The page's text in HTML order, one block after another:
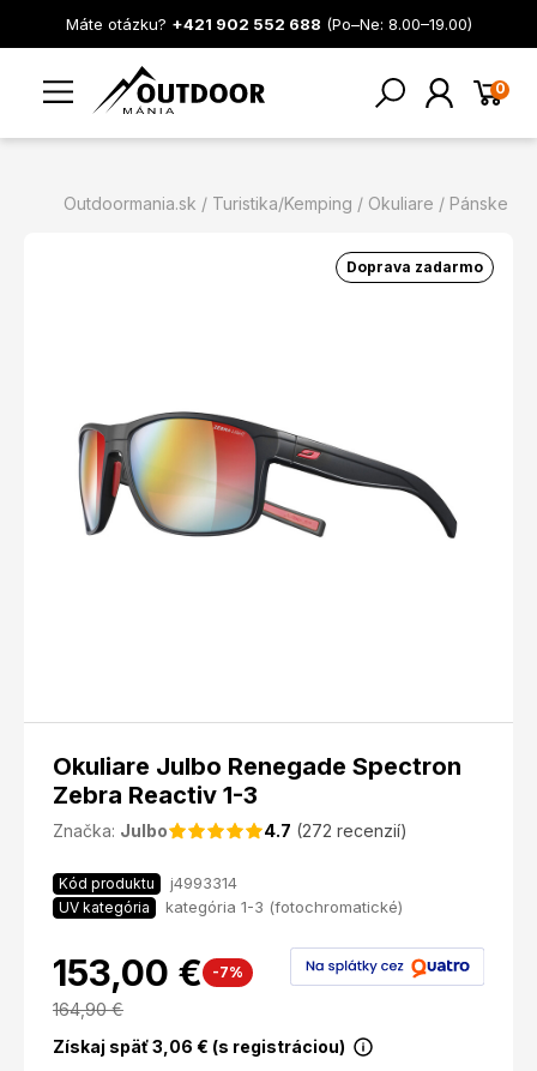
Máte otázku? +421 902 552 688 (Po–Ne: 8.00–19.00)
0
Outdoormania.sk Turistika/Kemping Okuliare Pánske
Doprava zadarmo
Okuliare Julbo Renegade Spectron
Zebra Reactiv 1-3
Značka: Julbo 4.7 (272 recenzií)
Kód produktu j4993314
UV kategória kategória 1-3 (fotochromatické)
153,00 € -7%
164,90€
Získaj späť3,06 € (s registráciou)